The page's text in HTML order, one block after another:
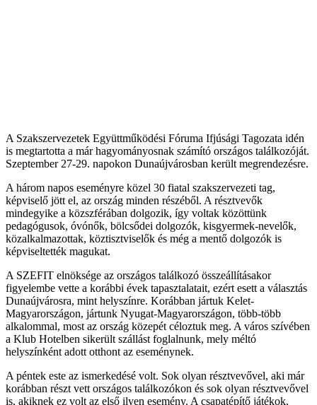
A Szakszervezetek Együttműködési Fóruma Ifjúsági Tagozata idén
is megtartotta a már hagyományosnak számító országos találkozóját.
Szeptember 27-29. napokon Dunaújvárosban került megrendezésre.
A három napos eseményre közel 30 fiatal szakszervezeti tag,
képviselő jött el, az ország minden részéből. A résztvevők
mindegyike a közszférában dolgozik, így voltak közöttünk
pedagógusok, óvónők, bölcsődei dolgozók, kisgyermek-nevelők,
közalkalmazottak, köztisztviselők és még a mentő dolgozók is
képviseltették magukat.
A SZEFIT elnöksége az országos találkozó összeállításakor
figyelembe vette a korábbi évek tapasztalatait, ezért esett a választás
Dunaújvárosra, mint helyszínre. Korábban jártuk Kelet-
Magyarországon, jártunk Nyugat-Magyarországon, több-több
alkalommal, most az ország közepét céloztuk meg. A város szívében
a Klub Hotelben sikerült szállást foglalnunk, mely méltó
helyszínként adott otthont az eseménynek.
A péntek este az ismerkedésé volt. Sok olyan résztvevővel, aki már
korábban részt vett országos találkozókon és sok olyan résztvevővel
is, akiknek ez volt az első ilyen esemény. A csapatépítő játékok,